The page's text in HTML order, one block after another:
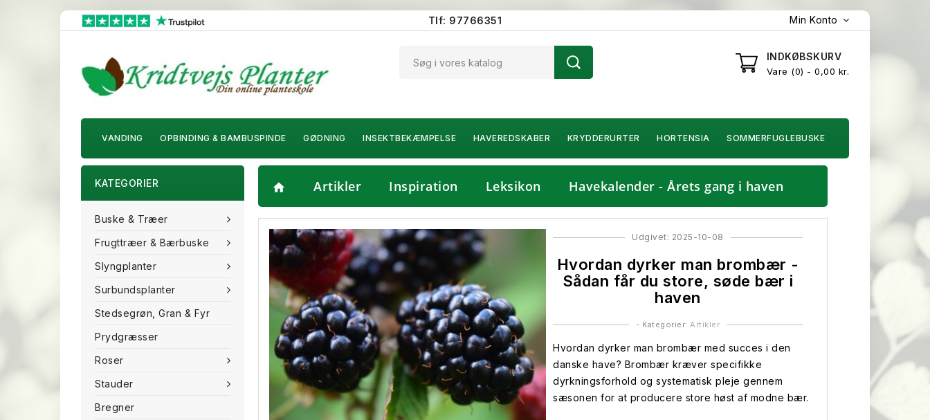
Tlf: 97766351 Min Konto
INDKØBSKURV
Vare 0 - 0,00 kr.
VANDING OPBINDING & BAMBUSPINDE GØDNING INSEKTBEKÆMPELSE HAVEREDSKABER KRYDDERURTER HORTENSIA SOMMERFUGLEBUSKE
KATEGORIER
Buske & Træer
Frugttræer & Bærbuske
Slyngplanter
Surbundsplanter
Stedsegrøn, Gran & Fyr
Prydgræsser
Roser
Stauder
Bregner
home Artikler Inspiration Leksikon Havekalender - Årets gang i haven
Udgivet: 2025-10-08
Hvordan dyrker man brombær -
Sådan får du store, søde bær i
haven
- Kategorier:Artikler
Hvordan dyrker man brombær med succes i den
danske have? Brombær kræver specifikke
dyrkningsforhold og systematisk pleje gennem
sæsonen for at producere store høst af modne bær.